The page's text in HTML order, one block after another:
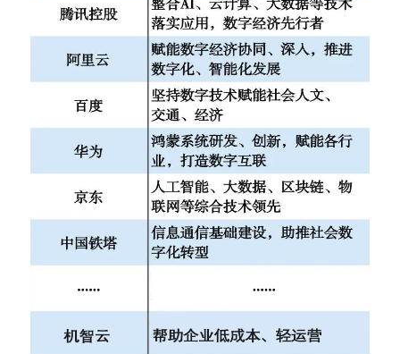
鱼缸加热棒智能化解决方案
厨房电器智能化解决方案
变频器智能化解决方案
无人自助设备解决方案
English